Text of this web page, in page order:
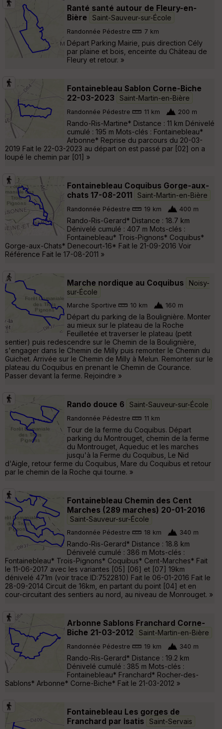
Ranté santé autour de Fleury-en-
Bière
Saint-Sauveur-sur-École
Randonnée Pédestre 7 km
Départ Parking Mairie, puis direction Cély
par plaine et bois, enceinte du Château de
Fleury et retour. »
Fontainebleau Sablon Corne-Biche
22-03-2023
Saint-Martin-en-Bière
Randonnée Pédestre 11 km 200 m
Rando-Ris-Martine* Distance : 11 km Dénivelé
cumulé : 195 m Mots-clés : Fontainebleau*
Arbonne* Reprise du parcours du 20-03-
2019 Fait le 22-03-2023 au départ on est passé par [02] on a
loupé le chemin par [01] »
Fontainebleau Coquibus Gorge-aux-
chats 17-08-2011
Saint-Martin-en-Bière
Randonnée Pédestre 19 km 400 m
Rando-Ris-Gerard* Distance : 18.7 km
Dénivelé cumulé : 407 m Mots-clés :
Fontainebleau* Trois-Pignons* Coquibus*
Gorge-aux-Chats* Denecourt-16* Fait le 21-09-2016 Voir
Référence Fait le 17-08-2011 »
Marche nordique au Coquibus
Noisy-
sur-École
Marche Sportive 10 km 160 m
Départ du parking de la Boulignière. Monter
au mieux sur le plateau de la Roche
Feuilletée et traverser le plateau (petit
sentier) puis redescendre sur le Chemin de la Boulignière,
s'engager dans le Chemin de Milly puis remonter le Chemin du
Guichet. Arrivée sur le Chemin de Milly à Melun. Remonter sur le
plateau du Coquibus en prenant le Chemin de Courance.
Passer devant la ferme. Rejoindre »
Rando douce 6 Saint-Sauveur-sur-École
Randonnée Pédestre 11 km
Tour de la ferme du Coquibus. Départ
parking du Montrouget, chemin de la ferme
du Montrouget, Aqueduc et les marches
jusqu'à la Ferme du Coquibus, Le Nid
d'Aigle, retour ferme du Coquibus, Mare du Coquibus et retour
par le chemin de la Roche qui tourne. »
Fontainebleau Chemin des Cent
Marches (289 marches) 20-01-2016
Saint-Sauveur-sur-École
Randonnée Pédestre 18 km 340 m
Rando-Ris-Gerard* Distance : 18.8 km
Dénivelé cumulé : 386 m Mots-clés :
Fontainebleau* Trois-Pignons* Coquibus* Cent-Marches* Fait
le 11-06-2017 avec les variantes [05] [06] et [07] 19km
dénivelé 471m (voir trace ID:7522810) Fait le 06-01-2016 Fait le
28-09-2014 Circuit de 16km, en partant du point [04] et en
cour-circuitant des sentiers au nord, au niveau de Monrouget. »
Arbonne Sablons Franchard Corne-
Biche 21-03-2012
Saint-Martin-en-Bière
Randonnée Pédestre 19 km 340 m
Rando-Ris-Gerard* Distance : 19.2 km
Dénivelé cumulé : 385 m Mots-clés :
Fontainebleau* Franchard* Rocher-des-
Sablons* Arbonne* Corne-Biche* Fait le 21-03-2012 »
Fontainebleau Les gorges de
Franchard par Isatis
Saint-Servais